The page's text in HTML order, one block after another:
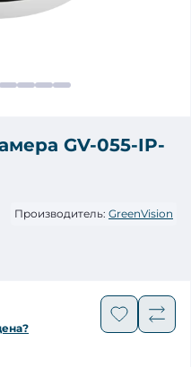
GV-055-IP-
Производитель: GreenVision